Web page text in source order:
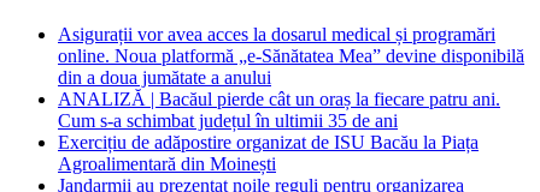
Asigurații vor avea acces la dosarul medical și programări
online. Noua platformă „e-Sănătatea Mea” devine disponibilă
din a doua jumătate a anului
ANALIZĂ | Bacăul pierde cât un oraș la fiecare patru ani.
Cum s-a schimbat județul în ultimii 35 de ani
Exercițiu de adăpostire organizat de ISU Bacău la Piața
Agroalimentară din Moinești
Jandarmii au prezentat noile reguli pentru organizarea